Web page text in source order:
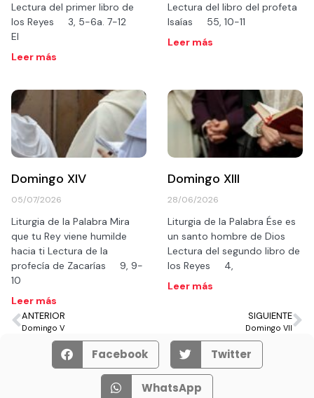
Lectura del primer libro de
los Reyes 3, 5-6a. 7-12
El
Leer más
Lectura del libro del profeta
Isaías 55, 10-11
Leer más
Domingo XIV
05/07/2026
Liturgia de la Palabra Mira
que tu Rey viene humilde
hacia ti Lectura de la
profecía de Zacarías 9, 9-
10
Leer más
Domingo XIII
28/06/2026
Liturgia de la Palabra Ése es
un santo hombre de Dios
Lectura del segundo libro de
los Reyes 4,
Leer más
ANTERIOR
Domingo V
SIGUIENTE
Domingo VII
Facebook Twitter
WhatsApp